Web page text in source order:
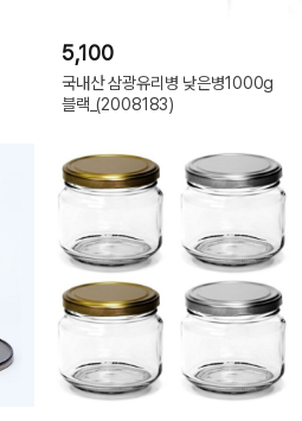
5,100
국내산 삼광유리병 낮은병1000g
블랙_(2008183)